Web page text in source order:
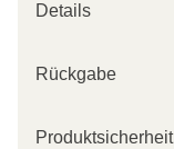
Details
Rückgabe
Produktsicherheit